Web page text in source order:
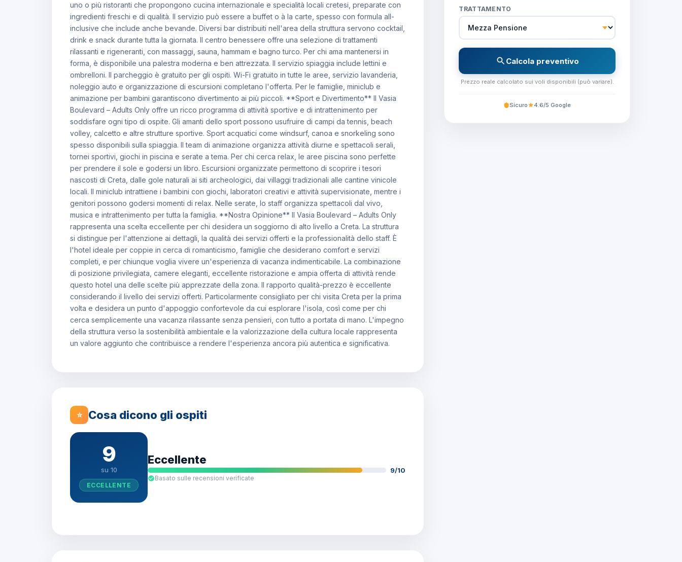
uno o più ristoranti che propongono cucina internazionale e specialità locali cretesi, preparate con
ingredienti freschi e di qualità. Il servizio può essere a buffet o à la carte, spesso con formula all-
inclusive che include anche bevande. Diversi bar distribuiti nell'area della struttura servono cocktail,
drink e snack durante tutta la giornata. Il centro benessere offre una selezione di trattamenti
rilassanti e rigeneranti, con massaggi, sauna, hammam e bagno turco. Per chi ama mantenersi in
forma, è disponibile una palestra moderna e ben attrezzata. Il servizio spiaggia include lettini e
ombrelloni. Il parcheggio è gratuito per gli ospiti. Wi-Fi gratuito in tutte le aree, servizio lavanderia,
noleggio auto e organizzazione di escursioni completano l'offerta. Per le famiglie, miniclub e
animazione per bambini garantiscono divertimento ai più piccoli. **Sport e Divertimento** Il Vasia
Boulevard – Adults Only offre un ricco programma di attività sportive e di intrattenimento per
soddisfare ogni tipo di ospite. Gli amanti dello sport possono usufruire di campi da tennis, beach
volley, calcetto e altre strutture sportive. Sport acquatici come windsurf, canoa e snorkeling sono
spesso disponibili sulla spiaggia. Il team di animazione organizza attività diurne e spettacoli serali,
tornei sportivi, giochi in piscina e serate a tema. Per chi cerca relax, le aree piscina sono perfette
per prendere il sole e godersi un libro. Escursioni organizzate permettono di scoprire i tesori
nascosti di Creta, dalle gole naturali ai siti archeologici, dai villaggi tradizionali alle cantine vinicole
locali. Il miniclub intrattiene i bambini con giochi, laboratori creativi e attività supervisionate, mentre i
genitori possono godersi momenti di relax. Nelle serate, lo staff organizza spettacoli dal vivo,
musica e intrattenimento per tutta la famiglia. **Nostra Opinione** Il Vasia Boulevard – Adults Only
rappresenta una scelta eccellente per chi desidera un soggiorno di alto livello a Creta. La struttura
si distingue per l'attenzione ai dettagli, la qualità dei servizi offerti e la professionalità dello staff. È
l'hotel ideale per coppie in cerca di romanticismo, famiglie che desiderano comfort e servizi
completi, e per chiunque voglia vivere un'esperienza di vacanza indimenticabile. La combinazione
di posizione privilegiata, camere eleganti, eccellente ristorazione e ampia offerta di attività rende
questo hotel una delle scelte più apprezzate della zona. Il rapporto qualità-prezzo è eccellente
considerando il livello dei servizi offerti. Particolarmente consigliato per chi visita Creta per la prima
volta e desidera un punto d'appoggio confortevole da cui esplorare l'isola, così come per chi
cerca semplicemente una vacanza rilassante senza pensieri, con tutto a portata di mano. L'impegno
della struttura verso la sostenibilità ambientale e la valorizzazione della cultura locale rappresenta
un valore aggiunto che contribuisce a rendere l'esperienza ancora più autentica e significativa.
⭐ Cosa dicono gli ospiti
9
su 10
ECCELLENTE
Eccellente
9/10
Basato sulle recensioni verificate
TRATTAMENTO
Calcola preventivo
Prezzo reale calcolato sui voli disponibili (può variare).
Sicuro 4.6/5 Google